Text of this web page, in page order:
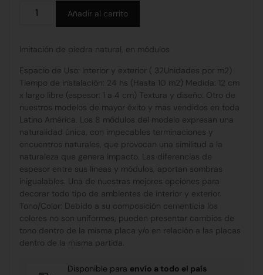
Añadir al carrito
Imitación de piedra natural, en módulos
Espacio de Uso: Interior y exterior ( 32Unidades por m2)
Tiempo de instalación: 24 hs (Hasta 10 m2) Medida: 12 cm
x largo libre (espesor: 1 a 4 cm) Textura y diseño: Otro de
nuestros modelos de mayor éxito y mas vendidos en toda
Latino América. Los 8 módulos del modelo expresan una
naturalidad única, con impecables terminaciones y
encuentros naturales, que provocan una similitud a la
naturaleza que genera impacto. Las diferencias de
espesor entre sus líneas y módulos, aportan sombras
inigualables. Una de nuestras mejores opciones para
decorar todo tipo de ambientes de interior y exterior.
Tono/Color: Debido a su composición cementicia los
colores no son uniformes, pueden presentar cambios de
tono dentro de la misma placa y/o en relación a las placas
dentro de la misma partida.
Disponible para envío a todo el país